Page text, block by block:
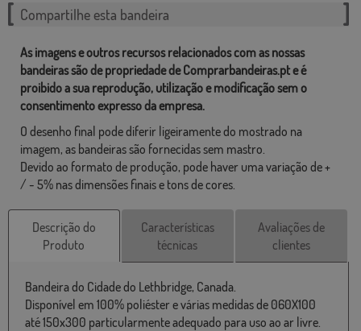
Compartilhe esta bandeira
As imagens e outros recursos relacionados com as nossas
bandeiras são de propriedade de Comprarbandeiras.pt e é
proibido a sua reprodução, utilização e modificação sem o
consentimento expresso da empresa.
O desenho final pode diferir ligeiramente do mostrado na
imagem, as bandeiras são fornecidas sem mastro.
Devido ao formato de produção, pode haver uma variação de +
/ - 5% nas dimensões finais e tons de cores.
Descrição do
Produto
Características
técnicas
Avaliações de
clientes
Bandeira do Cidade do Lethbridge, Canada.
Disponível em 100% poliéster e várias medidas de 060X100
até 150x300 particularmente adequado para uso ao ar livre.